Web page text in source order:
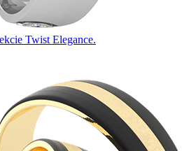
Twist Elegance.